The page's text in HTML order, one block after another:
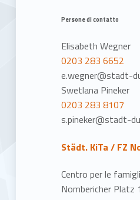
Persone di contatto
Elisabeth Wegner
0203 283 6652
e.wegner@stadt-
Swetlana Pineker
0203 283 8107
s.pineker@stadt-
Städt. KiTa / FZ
Centro per le
Nombericher Platz